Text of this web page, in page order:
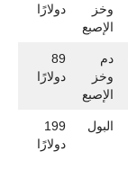
وخز
الإصبع
دولارًا
دم
وخز
الإصبع
89
دولارًا
البول
199
دولارًا